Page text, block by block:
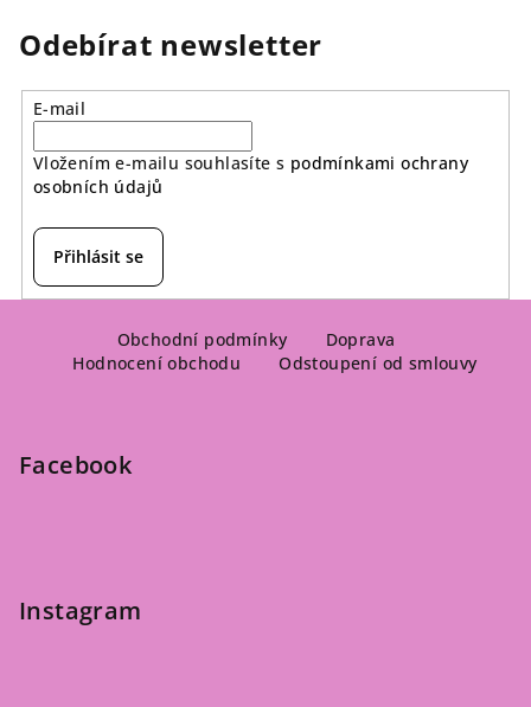
Odebírat newsletter
E-mail
Vložením e-mailu souhlasíte s podmínkami ochrany
osobních údajů
Přihlásit se
Obchodní podmínky
Doprava
Hodnocení obchodu
Odstoupení od smlouvy
Facebook
Instagram